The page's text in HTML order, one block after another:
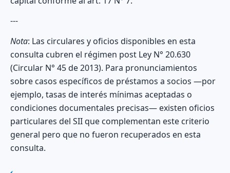
---
Nota: Las circulares y oficios disponibles en esta
consulta cubren el régimen post Ley N° 20.630
(Circular N° 45 de 2013). Para pronunciamientos
sobre casos específicos de préstamos a socios —por
ejemplo, tasas de interés mínimas aceptadas o
condiciones documentales precisas— existen oficios
particulares del SII que complementan este criterio
general pero que no fueron recuperados en esta
consulta.